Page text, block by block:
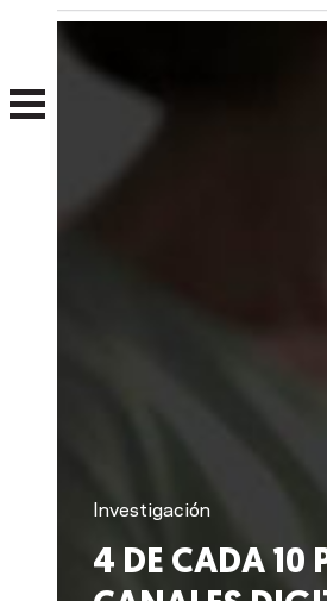
Investigación
4 DE CADA 10